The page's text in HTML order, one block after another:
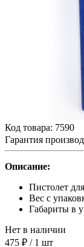
Код товара: 7590
Гарантия
Описание:
Пистолет
Вес с
Габариты в
Нет в наличии
475 ₽ / 1 шт